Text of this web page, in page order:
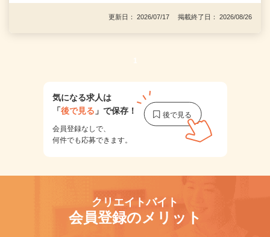
更新日： 2026/07/17 掲載終了日： 2026/08/26
1
気になる求人は
「後で見る 」で保存！
会員登録なしで、
何件でも応募できます。
クリエイトバイト
会員登録のメリット